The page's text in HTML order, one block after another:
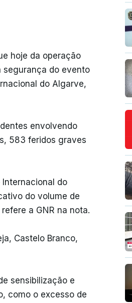
hoje da operação
segurança do evento
do Algarve,
envolvendo
583 feridos graves
do
do volume de
a GNR na nota.
Castelo Branco,
sensibilização e
como o excesso de